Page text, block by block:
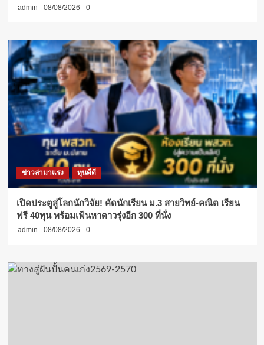
admin 08/08/2026 0
ข่าวล่ามาแรง ทุนดีดี
เปิดประตูสู่โลกนักวิจัย! คัดนักเรียน ม.3 สายวิทย์-คณิต เรียน
ฟรี 40ทุน พร้อมเฟ้นหาดาวรุ่งอีก 300 ที่นั่ง
admin 08/08/2026 0